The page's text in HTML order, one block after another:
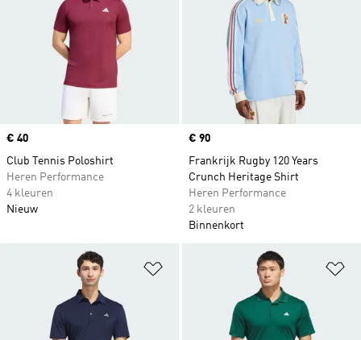
Price
€ 40
Club Tennis Poloshirt
Heren Performance
4 kleuren
Nieuw
Price
€ 90
Frankrijk Rugby 120 Years
Crunch Heritage Shirt
Heren Performance
2 kleuren
Binnenkort
Op verlanglijst zetten